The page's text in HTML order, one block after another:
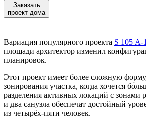
Заказать
проект дома
Вариация популярного проекта S 105 А-1
площади архитектор изменил
планировок.
Этот проект имеет более сложную
зонирования участка, когда хочется
разделения активных локаций с зонами
и два санузла обеспечат достойный
из четырёх-пяти человек.